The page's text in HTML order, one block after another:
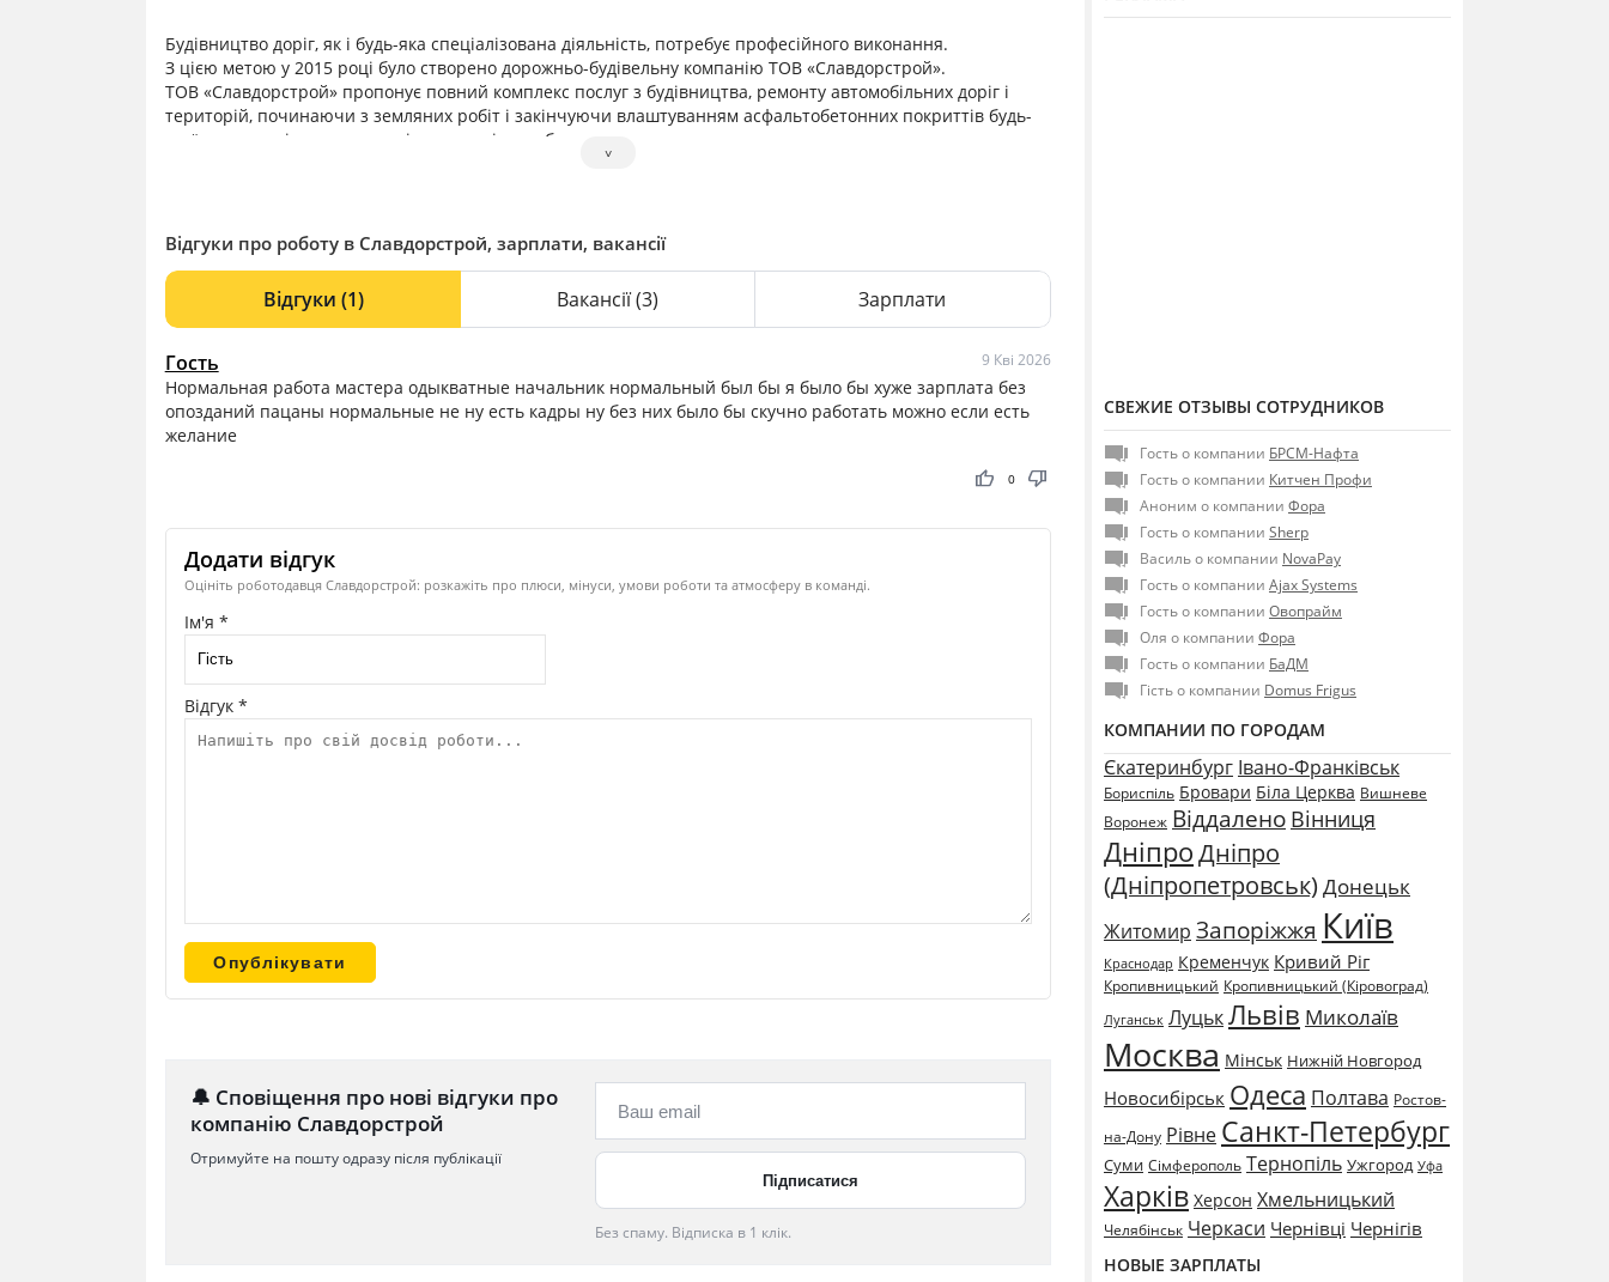
Будівництво доріг, як і будь-яка спеціалізована діяльність, потребує професійного виконання.
З цією метою у 2015 році було створено дорожньо-будівельну компанію ТОВ «Славдорстрой».
ТОВ «Славдорстрой» пропонує повний комплекс послуг з будівництва, ремонту автомобільних доріг і
територій, починаючи з земляних робіт і закінчуючи влаштуванням асфальтобетонних покриттів будь-
якої складності, включно з усіма супутніми роботами.
Основною метою компанії є зміцнення своїх позицій на українському ринку в ролі відповідального і
˅
Відгуки про роботу в Славдорстрой, зарплати, вакансії
Відгуки (1) Вакансії(3) Зарплати
Гость 9 Кві 2026
Нормальная работа мастера одыкватные начальник нормальный был бы я было бы хуже зарплата без
опозданий пацаны нормальные не ну есть кадры ну без них было бы скучно работать можно если есть
желание
thumb_up thumb_down
0
Додати відгук
Оцініть роботодавця Славдорстрой: розкажіть про плюси, мінуси, умови роботи та атмосферу в команді.
Ім'я *
Відгук *
🔔 Сповіщення про нові відгуки про
компанію Славдорстрой
Отримуйте на пошту одразу після публікації
Без спаму. Відписка в 1 клік.
СВЕЖИЕ ОТЗЫВЫ СОТРУДНИКОВ
Гость о компании БРСМ-Нафта
Гость о компании Китчен Профи
Аноним о компании Фора
Гость о компании Sherp
Василь о компании NovaPay
Гость о компании Ajax Systems
Гость о компании Овопрайм
Оля о компании Фора
Гость о компании БаДМ
Гість о компании Domus Frigus
КОМПАНИИ ПО ГОРОДАМ
Єкатеринбург Івано-Франківськ
Бориспіль Бровари Біла Церква Вишневе
Воронеж Віддалено Вінниця
ДніпроДніпро
(Дніпропетровськ) Донецьк
Житомир Запоріжжя Київ
Краснодар Кременчук Кривий Ріг
Кропивницький Кропивницький (Кіровоград)
Луганськ ЛуцькЛьвів Миколаїв
Москва Мінськ Нижній Новгород
Новосибірськ Одеса Полтава Ростов-
на-Дону Рівне Санкт-Петербург
Суми Сімферополь Тернопіль Ужгород Уфа
Харків Херсон Хмельницький
Челябінськ Черкаси Чернівці Чернігів
НОВЫЕ ЗАРПЛАТЫ